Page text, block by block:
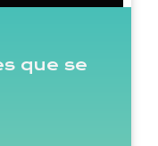
que se